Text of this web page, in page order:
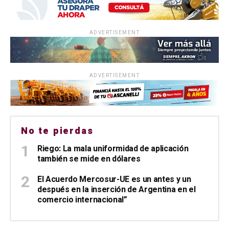
ADVERTISEMENT
ADVERTISEMENT
No te pierdas
Riego: La mala uniformidad de aplicación
también se mide en dólares
El Acuerdo Mercosur-UE es un antes y un
después en la inserción de Argentina en el
comercio internacional”